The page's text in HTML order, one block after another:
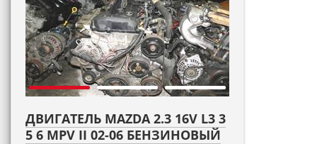
ДВИГАТЕЛЬ MAZDA 2.3 16V L3 3
5 6 MPV II 02-06 БЕНЗИНОВЫЙ